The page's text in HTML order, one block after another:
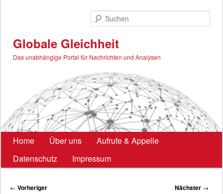
Globale Gleichheit
Das unabhängige Portal für Nachrichten und Analysen
Hauptmenü
Home Über uns
Aufrufe & Appelle
Datenschutz
Impressum
Beitragsnavigation
← Vorheriger Nächster →